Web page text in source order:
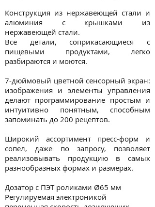
Конструкция из нержавеющей стали и
алюминия с крышками из
нержавеющей стали.
Все детали, соприкасающиеся с
пищевыми продуктами, легко
разбираются и моются.
7-дюймовый цветной сенсорный экран:
изображения и элементы управления
делают программирование простым и
интуитивно понятным, способным
запоминать до 200 рецептов.
Широкий ассортимент пресс-форм и
сопел, даже по запросу, позволяет
реализовывать продукцию в самых
разнообразных формах и размерах.
Дозатор с ПЭТ роликами Ø65 мм
Регулируемая электроникой